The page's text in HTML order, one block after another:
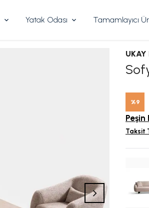
Yatak Odası Tamamlayıcı
UKAY
%9
Peşin
Taksit